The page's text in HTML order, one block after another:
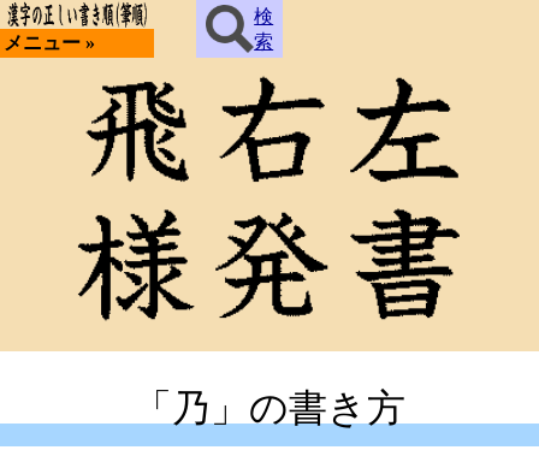
メニュー »
検
索
「乃」の書き方